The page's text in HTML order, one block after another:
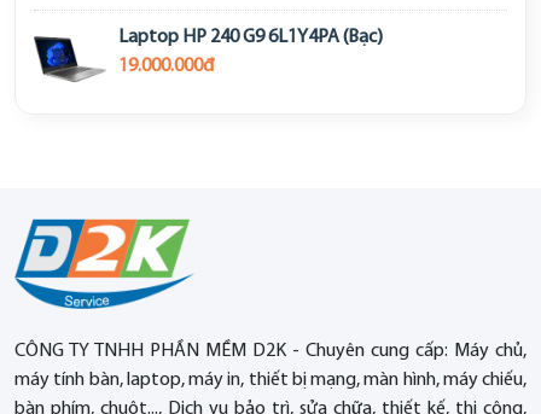
Laptop HP 240 G9 6L1Y4PA (Bạc)
19.000.000đ
CÔNG TY TNHH PHẦN MỀM D2K - Chuyên cung cấp: Máy chủ,
máy tính bàn, laptop, máy in, thiết bị mạng, màn hình, máy chiếu,
bàn phím, chuột..., Dịch vụ bảo trì, sửa chữa, thiết kế, thi công,